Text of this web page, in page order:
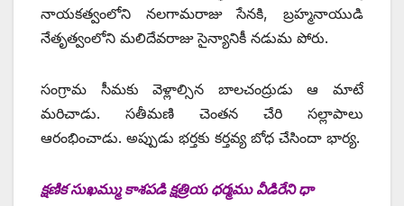
నాయకత్వంలోని నలగామరాజు సేనకి, బ్రహ్మనాయుడి
నేతృత్వంలోని మలిదేవరాజు సైన్యానికీ నడుమ పోరు.
సంగ్రామ సీమకు వెళ్లాల్సిన బాలచంద్రుడు ఆ మాటే
మరిచాడు. సతీమణి చెంతన చేరి సల్లాపాలు
ఆరంభించాడు. అప్పుడు భర్తకు కర్తవ్య బోధ చేసిందా భార్య.
క్షణిక సుఖమ్ము కాశపడి క్షత్రియ ధర్మము వీడిరేని ధా